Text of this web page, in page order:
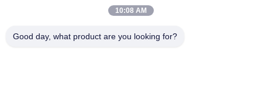
10:08 AM
Good day, what product are you looking for?